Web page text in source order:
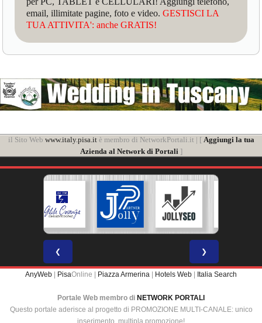
email, illimitate pagine, foto e video.GESTISCI LA
TUA ATTIVITA': anche GRATIS!
il Sito Web www.italy.pisa.itè membro di NetworkPortali.it | [ Aggiungi la tua
Azienda al Network di Portali]
❮ ❯
AnyWeb PisaOnline | Piazza Armerina Hotels Web Italia Search
Portale Web membro di NETWORK PORTALI
Questo portale aderisce al progetto di PROMOZIONE MULTI-CANALE: unico
inserimento, multipla promozione!